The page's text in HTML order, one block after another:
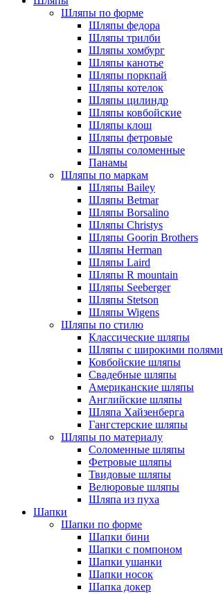
Шляпы по форме
Шляпы федора
Шляпы трилби
Шляпы хомбург
Шляпы канотье
Шляпы поркпай
Шляпы котелок
Шляпы цилиндр
Шляпы ковбойские
Шляпы клош
Шляпы фетровые
Шляпы соломенные
Панамы
Шляпы по маркам
Шляпы Bailey
Шляпы Betmar
Шляпы Borsalino
Шляпы Christys
Шляпы Goorin Brothers
Шляпы Herman
Шляпы Laird
Шляпы R mountain
Шляпы Seeberger
Шляпы Stetson
Шляпы Wigens
Шляпы по стилю
Классические шляпы
Шляпы с широкими полями
Ковбойские шляпы
Свадебные шляпы
Американские шляпы
Английские шляпы
Шляпа Хайзенберга
Гангстерские шляпы
Шляпы по материалу
Соломенные шляпы
Фетровые шляпы
Твидовые шляпы
Велюровые шляпы
Шляпа из пуха
Шапки
Шапки по форме
Шапки бини
Шапки с помпоном
Шапки ушанки
Шапки носок
Шапка докер